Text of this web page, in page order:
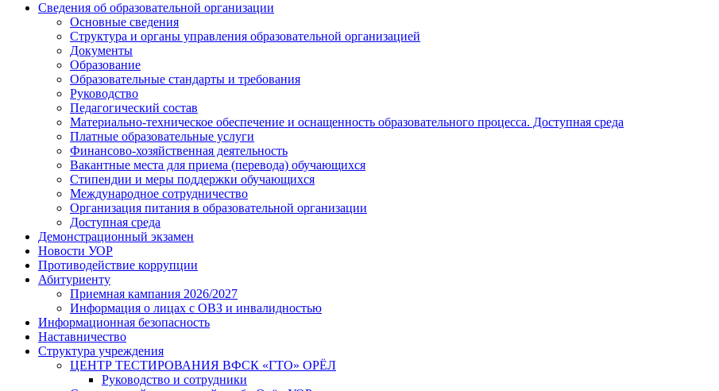
Сведения об образовательной организации
Основные сведения
Структура и органы управления образовательной организацией
Документы
Образование
Образовательные стандарты и требования
Руководство
Педагогический состав
Материально-техническое обеспечение и оснащенность образовательного процесса. Доступная среда
Платные образовательные услуги
Финансово-хозяйственная деятельность
Вакантные места для приема (перевода) обучающихся
Стипендии и меры поддержки обучающихся
Международное сотрудничество
Организация питания в образовательной организации
Доступная среда
Демонстрационный экзамен
Новости УОР
Противодействие коррупции
Абитуриенту
Приемная кампания 2026/2027
Информация о лицах с ОВЗ и инвалидностью
Информационная безопасность
Наставничество
Структура учреждения
ЦЕНТР ТЕСТИРОВАНИЯ ВФСК «ГТО» ОРЁЛ
Руководство и сотрудники